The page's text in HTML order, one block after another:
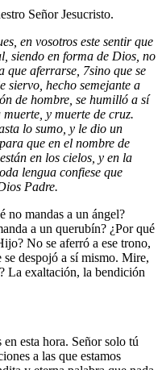
Señor Jesucristo.
en vosotros este sentir que
siendo en forma de Dios, no
que aferrarse, 7sino que se
siervo, hecho semejante a
de hombre, se humilló a sí
y muerte de cruz.
lo sumo, y le dio un
para que en el nombre de
en los cielos, y en la
lengua confiese que
Padre.
no mandas a un ángel?
a un querubín? ¿Por qué
No se aferró a ese trono,
se despojó a sí mismo. Mire,
La exaltación, la bendición
esta hora. Señor solo tú
a las que estamos